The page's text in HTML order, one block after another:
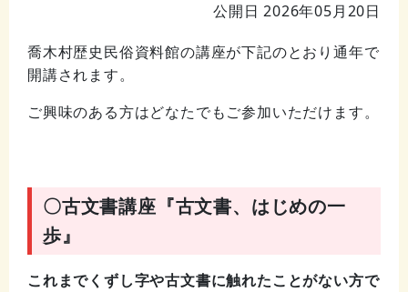
公開日 2026年05月20日
喬木村歴史民俗資料館の講座が下記のとおり通年で
開講されます。
ご興味のある方はどなたでもご参加いただけます。
〇古文書講座『古文書、はじめの一
歩』
これまでくずし字や古文書に触れたことがない方で